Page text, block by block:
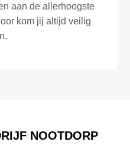
aan de allerhoogste
kom jij altijd veilig
NOOTDORP